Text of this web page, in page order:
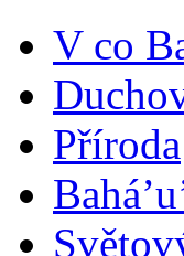
V co
Příroda